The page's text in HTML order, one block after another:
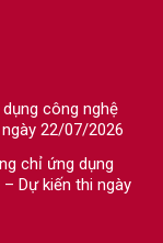
công nghệ
22/07/2026
chỉ ứng dụng
Dự kiến thi ngày